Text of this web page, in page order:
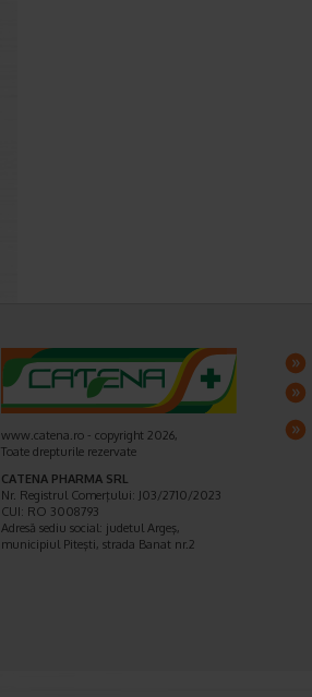
www.catena.ro - copyright 2026,
Toate drepturile rezervate
CATENA PHARMA SRL
Nr. Registrul Comerţului: J03/2710/2023
CUI: RO 3008793
Adresă sediu social: judetul Argeş,
municipiul Piteşti, strada Banat nr.2